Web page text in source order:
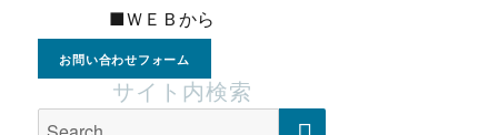
■ＷＥＢから
お問い合わせフォーム
サイト内検索
SEARCH